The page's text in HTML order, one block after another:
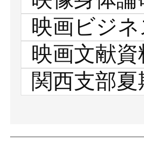
映画ビジ
映画文献
関西支部